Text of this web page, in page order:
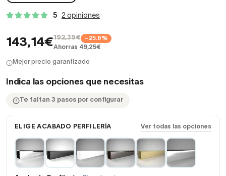
5 2 opiniones
143,14€192,39€ −25.6%
Ahorras 49,25€
Mejor precio garantizado
Indica las opciones que necesitas
Te faltan 3 pasos por configurar
ELIGE ACABADO PERFILERÍA Ver todas las opciones